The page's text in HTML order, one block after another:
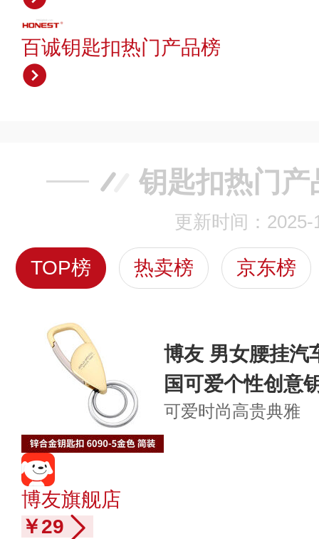
百诚钥匙扣热门产品榜
钥匙扣热门产
更新时间：2025-
TOP榜 热卖榜 京东榜
博友 男女腰挂汽
国可爱个性创意
可爱时尚高贵典雅
博友旗舰店
￥29